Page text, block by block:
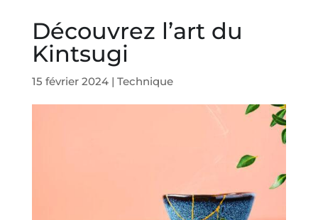
Découvrez l’art du
Kintsugi
15 février 2024| Technique